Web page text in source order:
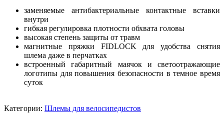
заменяемые антибактериальные контактные вставки
внутри
гибкая регулировка плотности обхвата головы
высокая степень защиты от травм
магнитные пряжки FIDLOCK для удобства снятия
шлема даже в перчатках
встроенный габаритный маячок и светоотражающие
логотипы для повышения безопасности в темное время
суток
Категории: Шлемы для велосипедистов